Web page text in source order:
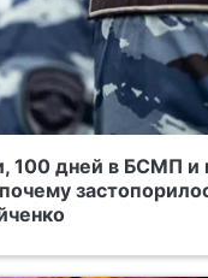
100 дней в БСМП и